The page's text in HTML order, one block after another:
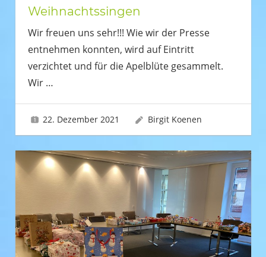
Weihnachtssingen
Wir freuen uns sehr!!! Wie wir der Presse
entnehmen konnten, wird auf Eintritt
verzichtet und für die Apelblüte gesammelt.
Wir …
22. Dezember 2021 Birgit Koenen